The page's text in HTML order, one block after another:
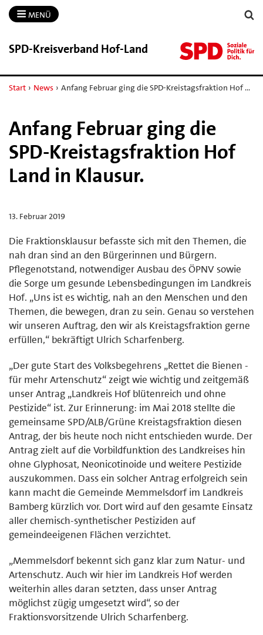
MENÜ
SPD-​Kreisverband Hof-​Land
Start › News › Anfang Februar ging die SPD-Kreistagsfraktion Hof …
Anfang Februar ging die
SPD-Kreistagsfraktion Hof
Land in Klausur.
13. Februar 2019
Die Fraktionsklausur befasste sich mit den Themen, die
nah dran sind an den Bürgerinnen und Bürgern.
Pflegenotstand, notwendiger Ausbau des ÖPNV sowie
die Sorge um gesunde Lebensbedingungen im Landkreis
Hof. „Uns ist es wichtig, nah an den Menschen und den
Themen, die bewegen, dran zu sein. Genau so verstehen
wir unseren Auftrag, den wir als Kreistagsfraktion gerne
erfüllen,“ bekräftigt Ulrich Scharfenberg.
„Der gute Start des Volksbegehrens „Rettet die Bienen -
für mehr Artenschutz“ zeigt wie wichtig und zeitgemäß
unser Antrag „Landkreis Hof blütenreich und ohne
Pestizide“ ist. Zur Erinnerung: im Mai 2018 stellte die
gemeinsame SPD/ALB/Grüne Kreistagsfraktion diesen
Antrag, der bis heute noch nicht entschieden wurde. Der
Antrag zielt auf die Vorbildfunktion des Landkreises hin
ohne Glyphosat, Neonicotinoide und weitere Pestizide
auszukommen. Dass ein solcher Antrag erfolgreich sein
kann macht die Gemeinde Memmelsdorf im Landkreis
Bamberg kürzlich vor. Dort wird auf den gesamte Einsatz
aller chemisch-synthetischer Pestiziden auf
gemeindeeigenen Flächen verzichtet.
„Memmelsdorf bekennt sich ganz klar zum Natur- und
Artenschutz. Auch wir hier im Landkreis Hof werden
weiterhin alles daran setzten, dass unser Antrag
möglichst zügig umgesetzt wird“, so der
Fraktionsvorsitzende Ulrich Scharfenberg.